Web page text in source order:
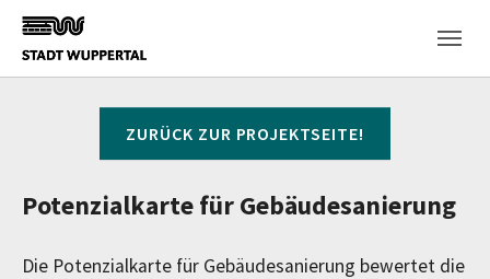
Skip to main content
ZURÜCK ZUR PROJEKTSEITE!
Potenzialkarte für Gebäudesanierung
Die Potenzialkarte für Gebäudesanierung bewertet die